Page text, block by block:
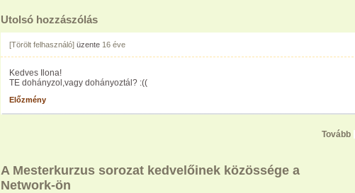
Utolsó hozzászólás
[Törölt felhasználó] üzente 16 éve
Kedves Ilona!
TE dohányzol,vagy dohányoztál? :((
Előzmény
Tovább
A Mesterkurzus sorozat kedvelőinek közössége a
Network-ön